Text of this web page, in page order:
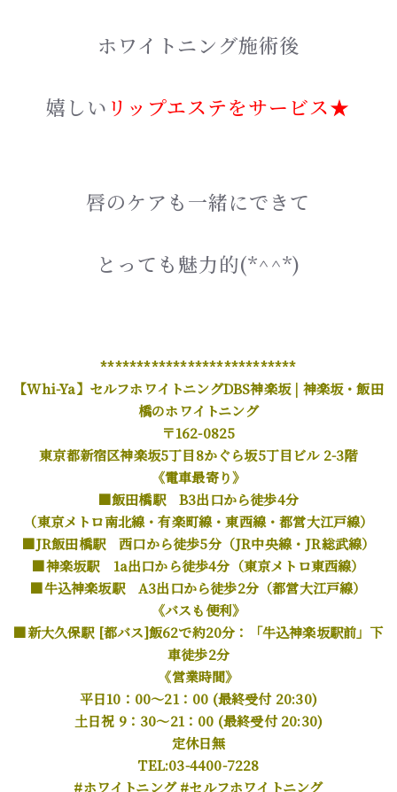
ホワイトニング施術後
嬉しい リップエステをサービス★
唇のケアも一緒にできて
とっても魅力的(*^^*)
***************************
【Whi-Ya】セルフホワイトニングDBS神楽坂 | 神楽坂・飯田
橋のホワイトニング
〒162-0825
東京都新宿区神楽坂5丁目8かぐら坂5丁目ビル 2-3階
《電車最寄り》
■飯田橋駅 B3出口から徒歩4分
（東京メトロ南北線・有楽町線・東西線・都営大江戸線）
■JR飯田橋駅 西口から徒歩5分（JR中央線・JR総武線）
■神楽坂駅 1a出口から徒歩4分（東京メトロ東西線）
■牛込神楽坂駅 A3出口から徒歩2分（都営大江戸線）
《バスも便利》
■新大久保駅 [都バス]飯62で約20分：「牛込神楽坂駅前」下
車徒歩2分
《営業時間》
平日10：00～21：00 (最終受付 20:30)
土日祝 9：30～21：00 (最終受付 20:30)
定休日無
TEL:03-4400-7228
#ホワイトニング #セルフホワイトニング